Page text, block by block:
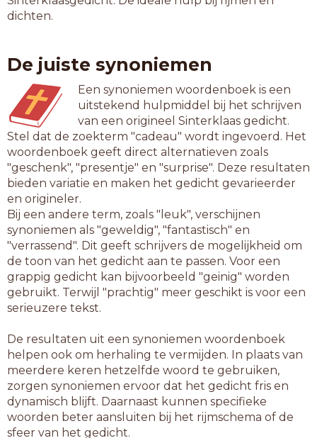
dichten.
De juiste synoniemen
Een synoniemen woordenboek is een
uitstekend hulpmiddel bij het schrijven
van een origineel Sinterklaas gedicht.
Stel dat de zoekterm "cadeau" wordt ingevoerd. Het
woordenboek geeft direct alternatieven zoals
"geschenk", "presentje" en "surprise". Deze resultaten
bieden variatie en maken het gedicht gevarieerder
en origineler.
Bij een andere term, zoals "leuk", verschijnen
synoniemen als "geweldig", "fantastisch" en
"verrassend". Dit geeft schrijvers de mogelijkheid om
de toon van het gedicht aan te passen. Voor een
grappig gedicht kan bijvoorbeeld "geinig" worden
gebruikt. Terwijl "prachtig" meer geschikt is voor een
serieuzere tekst.
De resultaten uit een synoniemen woordenboek
helpen ook om herhaling te vermijden. In plaats van
meerdere keren hetzelfde woord te gebruiken,
zorgen synoniemen ervoor dat het gedicht fris en
dynamisch blijft. Daarnaast kunnen specifieke
woorden beter aansluiten bij het rijmschema of de
sfeer van het gedicht.